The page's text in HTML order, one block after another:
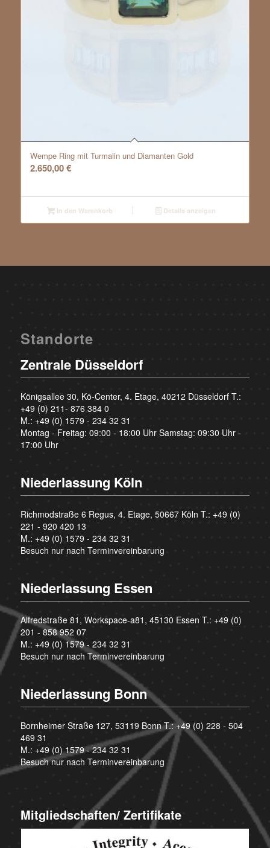
Wempe Ring mit Turmalin und Diamanten Gold
2.650,00€
In den Warenkorb Details anzeigen
Standorte
Zentrale Düsseldorf
Königsallee 30, Kö-Center, 4. Etage, 40212 Düsseldorf T.:
+49 (0) 211- 876 384 0
M.: +49 (0) 1579 - 234 32 31
Montag - Freitag: 09:00 - 18:00 Uhr Samstag: 09:30 Uhr -
17:00 Uhr
Niederlassung Köln
Richmodstraße 6 Regus, 4. Etage, 50667 Köln T.: +49 (0)
221 - 920 420 13
M.: +49 (0) 1579 - 234 32 31
Besuch nur nach Terminvereinbarung
Niederlassung Essen
Alfredstraße 81, Workspace-a81, 45130 Essen T.: +49 (0)
201 - 858 952 07
M.: +49 (0) 1579 - 234 32 31
Besuch nur nach Terminvereinbarung
Niederlassung Bonn
Bornheimer Straße 127, 53119 Bonn T.:+49 (0) 228 - 504
469 31
M.: +49 (0) 1579 - 234 32 31
Besuch nur nach Terminvereinbarung
Mitgliedschaften/ Zertifikate